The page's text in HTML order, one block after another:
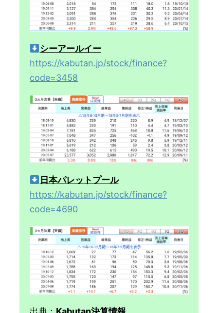
シーアールイー
https://kabutan.jp/stock/finance?
code=3458
日本パレットプール
https://kabutan.jp/stock/finance?
code=4690